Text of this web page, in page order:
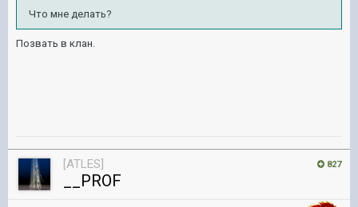
Что мне делать?
Позвать в клан.
827
[ATLES]
__PROF